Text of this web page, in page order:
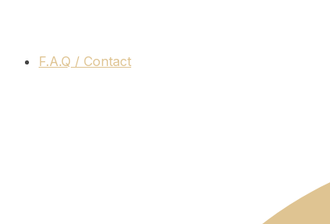
F.A.Q / Contact